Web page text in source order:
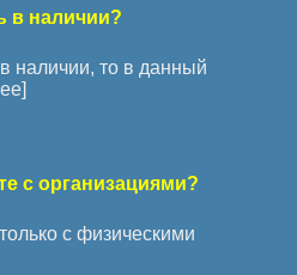
в наличии?
наличии, то в данный
]
с организациями?
с физическими